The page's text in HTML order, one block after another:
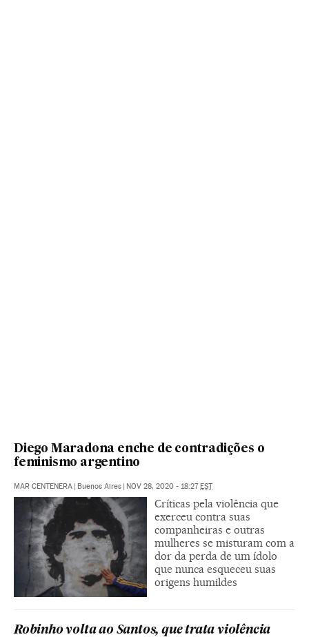
Diego Maradona enche de contradições o
feminismo argentino
MAR CENTENERA | Buenos Aires | NOV 28, 2020 - 18:27EST
Críticas pela violência que
exerceu contra suas
companheiras e outras
mulheres se misturam com a
dor da perda de um ídolo
que nunca esqueceu suas
origens humildes
Robinho volta ao Santos, que trata violência